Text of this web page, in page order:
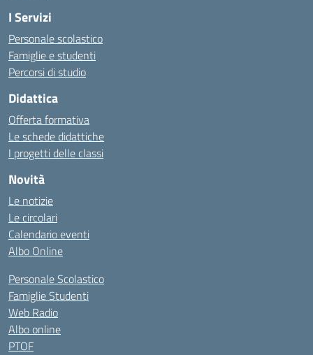
I Servizi
Personale scolastico
Famiglie e studenti
Percorsi di studio
Didattica
Offerta formativa
Le schede didattiche
I progetti delle classi
Novità
Le notizie
Le circolari
Calendario eventi
Albo Online
Personale Scolastico
Famiglie Studenti
Web Radio
Albo online
PTOF